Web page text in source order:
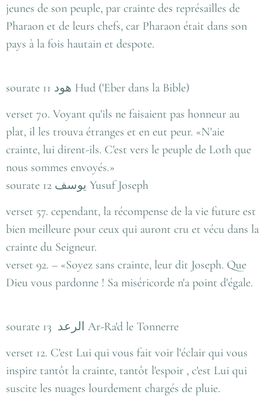
jeunes de son peuple, par crainte des représailles de
Pharaon et de leurs chefs, car Pharaon était dans son
pays à la fois hautain et despote.
sourate 11 هود Hud ('Eber dans la Bible)
verset 70. Voyant qu'ils ne faisaient pas honneur au
plat, il les trouva étranges et en eut peur. «N'aie
crainte, lui dirent-ils. C'est vers le peuple de Loth que
nous sommes envoyés.»
sourate 12 يوسف Yusuf Joseph
verset 57. cependant, la récompense de la vie future est
bien meilleure pour ceux qui auront cru et vécu dans la
crainte du Seigneur.
verset 92. – «Soyez sans crainte, leur dit Joseph. Que
Dieu vous pardonne ! Sa miséricorde n'a point d'égale.
sourate 13 الرعد Ar-Ra'd le Tonnerre
verset 12. C'est Lui qui vous fait voir l'éclair qui vous
inspire tantôt la crainte, tantôt l'espoir , c'est Lui qui
suscite les nuages lourdement chargés de pluie.